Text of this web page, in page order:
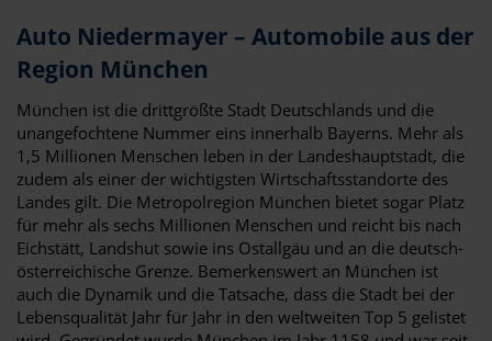
Auto Niedermayer – Automobile aus der
Region München
München ist die drittgrößte Stadt Deutschlands und die
unangefochtene Nummer eins innerhalb Bayerns. Mehr als
1,5 Millionen Menschen leben in der Landeshauptstadt, die
zudem als einer der wichtigsten Wirtschaftsstandorte des
Landes gilt. Die Metropolregion München bietet sogar Platz
für mehr als sechs Millionen Menschen und reicht bis nach
Eichstätt, Landshut sowie ins Ostallgäu und an die deutsch-
österreichische Grenze. Bemerkenswert an München ist
auch die Dynamik und die Tatsache, dass die Stadt bei der
Lebensqualität Jahr für Jahr in den weltweiten Top 5 gelistet